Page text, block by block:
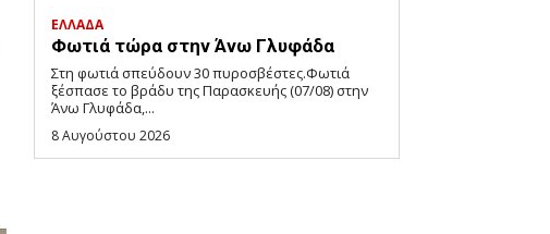
ΕΛΛΑΔΑ
Φωτιά τώρα στην Άνω Γλυφάδα
Στη φωτιά σπεύδουν 30 πυροσβέστες.Φωτιά
ξέσπασε το βράδυ της Παρασκευής (07/08) στην
Άνω Γλυφάδα,...
8 Αυγούστου 2026